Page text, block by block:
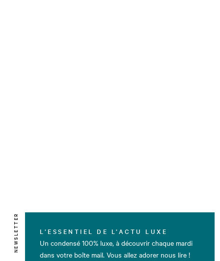
NEWSLETTER L’ESSENTIEL DE L’ACTU LUXE
Un condensé 100% luxe, à découvrir chaque mardi
dans votre boîte mail. Vous allez adorer nous lire !